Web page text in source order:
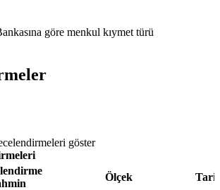
göre menkul kıymet türü
göster
Ölçek